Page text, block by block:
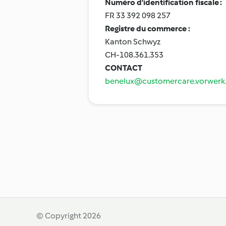
Numéro d'identification fiscale :
FR 33 392 098 257
Registre du commerce :
Kanton Schwyz
CH-108.361.353
CONTACT
© Copyright 2026